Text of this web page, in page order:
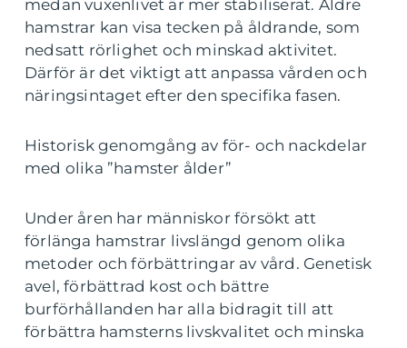
medan vuxenlivet är mer stabiliserat. Äldre
hamstrar kan visa tecken på åldrande, som
nedsatt rörlighet och minskad aktivitet.
Därför är det viktigt att anpassa vården och
näringsintaget efter den specifika fasen.
Historisk genomgång av för- och nackdelar
med olika ”hamster ålder”
Under åren har människor försökt att
förlänga hamstrar livslängd genom olika
metoder och förbättringar av vård. Genetisk
avel, förbättrad kost och bättre
burförhållanden har alla bidragit till att
förbättra hamsterns livskvalitet och minska